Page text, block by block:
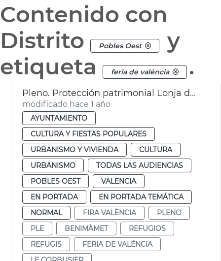
Contenido con
Distrito
Pobles Oest
y
etiqueta
feria de valéncia .
Pleno. Protección patrimonial Lonja de Feria València y refugios antiaéreos de València
modificado hace 1 año
AYUNTAMIENTO
CULTURA Y FIESTAS POPULARES
URBANISMO Y VIVIENDA
CULTURA
URBANISMO
TODAS LAS AUDIENCIAS
POBLES OEST
VALENCIA
EN PORTADA
EN PORTADA TEMÁTICA
NORMAL
FIRA VALÈNCIA
PLENO
PLE
BENIMÀMET
REFUGIOS
REFUGIS
FERIA DE VALÉNCIA